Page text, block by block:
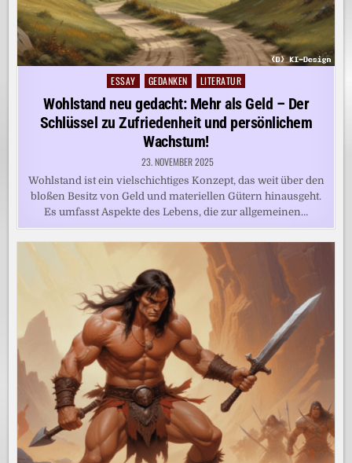
Posted
ESSAY GEDANKEN LITERATUR
Wohlstand neu gedacht: Mehr als Geld – Der
Schlüssel zu Zufriedenheit und persönlichem
Wachstum!
23. NOVEMBER 2025
Wohlstand ist ein vielschichtiges Konzept, das weit über den
bloßen Besitz von Geld und materiellen Gütern hinausgeht.
Es umfasst Aspekte des Lebens, die zur allgemeinen…